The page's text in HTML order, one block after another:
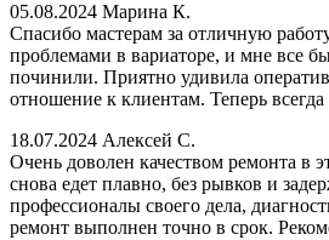
05.08.2024 Марина К.
Спасибо мастерам за отличную
проблемами в вариаторе, и мне все
починили. Приятно удивила
отношение к клиентам. Теперь
18.07.2024 Алексей С.
Очень доволен качеством ремонта в
снова едет плавно, без рывков и
профессионалы своего дела,
ремонт выполнен точно в срок.